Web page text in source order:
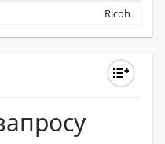
Ricoh